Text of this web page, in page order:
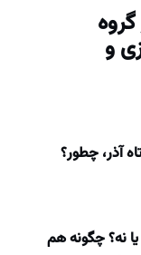
و
آذر، چطور؟
نه؟ چگونه هم